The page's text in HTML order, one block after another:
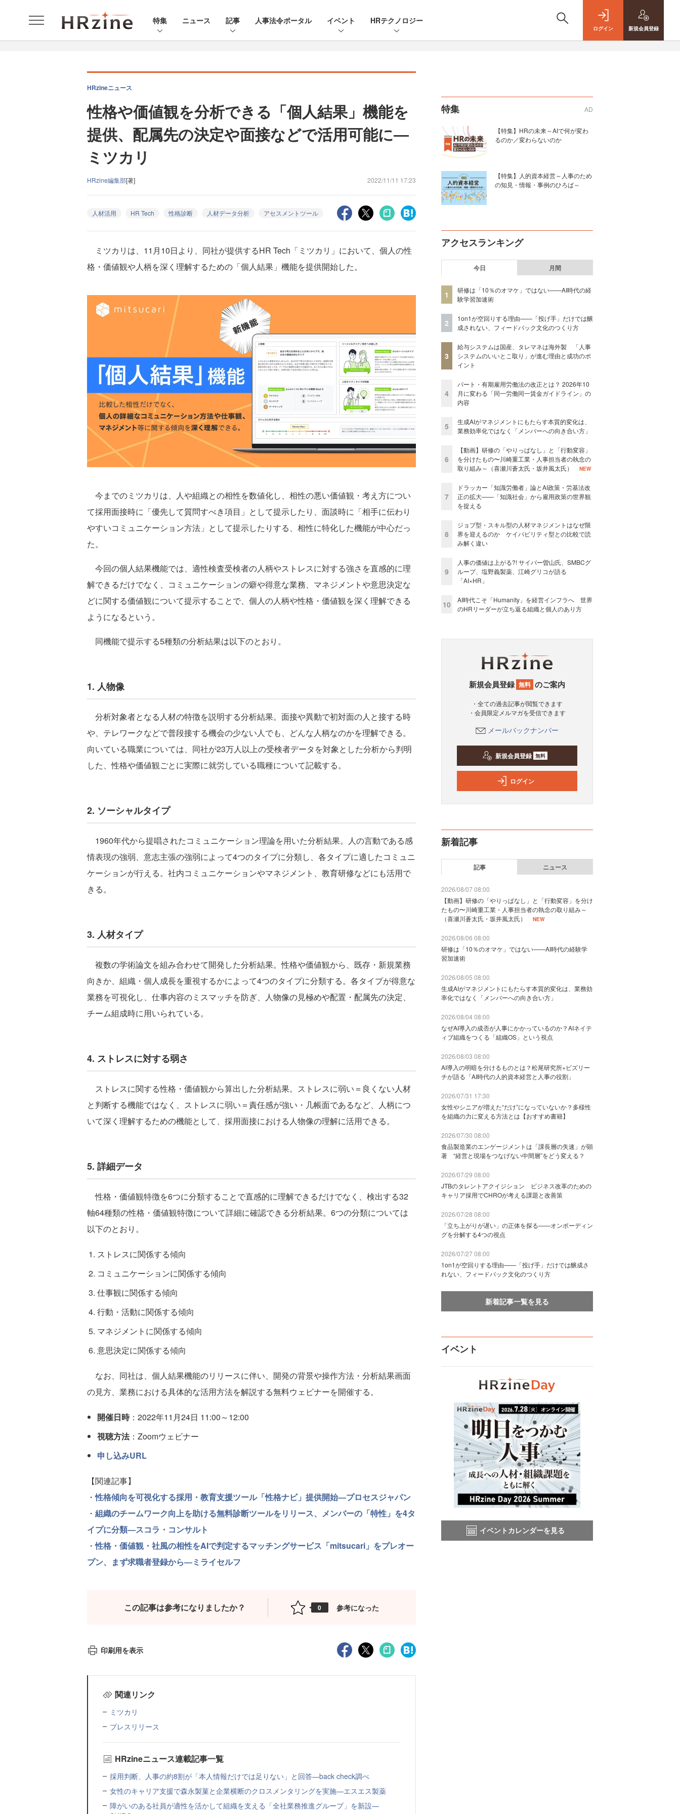
特集 ニュース 記事 人事法令ポータル イベント HRテクノロジー
ログイン 新規会員登録
HRzineニュース
性格や価値観を分析できる「個人結果」機能を
提供、配属先の決定や面接などで活用可能に―
ミツカリ
HRzine編集部[著] 2022/11/11 17:23
人材活用 HR Tech 性格診断 人材データ分析 アセスメントツール
ミツカリは、11月10日より、同社が提供するHR Tech「ミツカリ」において、個人の性
格・価値観や人柄を深く理解するための「個人結果」機能を提供開始した。
今までのミツカリは、人や組織との相性を数値化し、相性の悪い価値観・考え方につい
て採用面接時に「優先して質問すべき項目」として提示したり、面談時に「相手に伝わり
やすいコミュニケーション方法」として提示したりする、相性に特化した機能が中心だっ
た。
今回の個人結果機能では、適性検査受検者の人柄やストレスに対する強さを直感的に理
解できるだけでなく、コミュニケーションの癖や得意な業務、マネジメントや意思決定な
どに関する価値観について提示することで、個人の人柄や性格・価値観を深く理解できる
ようになるという。
同機能で提示する5種類の分析結果は以下のとおり。
1. 人物像
分析対象者となる人材の特徴を説明する分析結果。面接や異動で初対面の人と接する時
や、テレワークなどで普段接する機会の少ない人でも、どんな人柄なのかを理解できる。
向いている職業については、同社が23万人以上の受検者データを対象とした分析から判明
した、性格や価値観ごとに実際に就労している職種について記載する。
2. ソーシャルタイプ
1960年代から提唱されたコミュニケーション理論を用いた分析結果。人の言動である感
情表現の強弱、意志主張の強弱によって4つのタイプに分類し、各タイプに適したコミュニ
ケーションが行える。社内コミュニケーションやマネジメント、教育研修などにも活用で
きる。
3. 人材タイプ
複数の学術論文を組み合わせて開発した分析結果。性格や価値観から、既存・新規業務
向きか、組織・個人成長を重視するかによって4つのタイプに分類する。各タイプが得意な
業務を可視化し、仕事内容のミスマッチを防ぎ、人物像の見極めや配置・配属先の決定、
チーム組成時に用いられている。
4. ストレスに対する弱さ
ストレスに関する性格・価値観から算出した分析結果。ストレスに弱い＝良くない人材
と判断する機能ではなく、ストレスに弱い＝責任感が強い・几帳面であるなど、人柄につ
いて深く理解するための機能として、採用面接における人物像の理解に活用できる。
5. 詳細データ
性格・価値観特徴を6つに分類することで直感的に理解できるだけでなく、検出する32
軸64種類の性格・価値観特徴について詳細に確認できる分析結果。6つの分類については
以下のとおり。
ストレスに関係する傾向
コミュニケーションに関係する傾向
仕事観に関係する傾向
行動・活動に関係する傾向
マネジメントに関係する傾向
意思決定に関係する傾向
なお、同社は、個人結果機能のリリースに伴い、開発の背景や操作方法・分析結果画面
の見方、業務における具体的な活用方法を解説する無料ウェビナーを開催する。
開催日時：2022年11月24日 11:00～12:00
視聴方法：Zoomウェビナー
申し込みURL
【関連記事】
・性格傾向を可視化する採用・教育支援ツール「性格ナビ」提供開始―プロセスジャパン
・ 組織のチームワーク向上を助ける無料診断ツールをリリース、メンバーの「特性」を4タ
イプに分類―スコラ・コンサルト
・性格・価値観・社風の相性をAIで判定するマッチングサービス「mitsucari」をプレオー
プン、まず求職者登録から―ミライセルフ
この記事は参考になりましたか？ 0 参考になった
印刷用を表示
関連リンク
ミツカリ
プレスリリース
HRzineニュース連載記事一覧
採用判断、人事の約8割が「本人情報だけでは足りない」と回答—back check調べ
女性のキャリア支援で森永製菓と企業横断のクロスメンタリングを実施—エスエス製薬
障がいのある社員が適性を活かして組織を支える「全社業務推進グループ」を新設—
特集 AD
【特集】HRの未来～AIで何が変わ
るのか／変わらないのか
【特集】人的資本経営～人事のため
の知見・情報・事例のひろば～
アクセスランキング
今日 月間
1
研修は「10％のオマケ」ではない——AI時代の経
験学習加速術
2
1on1が空回りする理由——「投げ手」だけでは醸
成されない、フィードバック文化のつくり方
3
給与システムは国産、タレマネは海外製 「人事
システムのいいとこ取り」が進む理由と成功のポ
イント
4
パート・有期雇用労働法の改正とは？ 2026年10
月に変わる「同一労働同一賃金ガイドライン」の
内容
5
生成AIがマネジメントにもたらす本質的変化は、
業務効率化ではなく「メンバーへの向き合い方」
6
【動画】研修の「やりっぱなし」と「行動変容」
を分けたもの〜川崎重工業・人事担当者の執念の
取り組み～（喜瀬川蒼太氏・坂井風太氏）
NEW
7
ドラッカー「知識労働者」論とAI政策・労基法改
正の拡大——「知識社会」から雇用政策の世界観
を捉える
8
ジョブ型・スキル型の人材マネジメントはなぜ限
界を迎えるのか ケイパビリティ型との比較で読
み解く違い
9
人事の価値は上がる?! サイバー曽山氏、SMBCグ
ループ、塩野義製薬、江崎グリコが語る
「AI×HR」
10
AI時代こそ「Humanity」を経営インフラへ 世界
のHRリーダーが立ち返る組織と個人のあり方
新規会員登録 無料 のご案内
・全ての過去記事が閲覧できます
・会員限定メルマガを受信できます
メールバックナンバー
新規会員登録 無料
ログイン
新着記事
記事 ニュース
2026/08/07 08:00
【動画】研修の「やりっぱなし」と「行動変容」を分け
たもの〜川崎重工業・人事担当者の執念の取り組み～
（喜瀬川蒼太氏・坂井風太氏）
NEW
2026/08/06 08:00
研修は「10％のオマケ」ではない——AI時代の経験学
習加速術
2026/08/05 08:00
生成AIがマネジメントにもたらす本質的変化は、業務効
率化ではなく「メンバーへの向き合い方」
2026/08/04 08:00
なぜAI導入の成否が人事にかかっているのか？AIネイテ
ィブ組織をつくる「組織OS」という視点
2026/08/03 08:00
AI導入の明暗を分けるものとは？松尾研究所×ビズリー
チが語る「AI時代の人的資本経営と人事の役割」
2026/07/31 17:30
女性やシニアが増えた“だけ”になっていないか？多様性
を組織の力に変える方法とは【おすすめ書籍】
2026/07/30 08:00
食品製造業のエンゲージメントは「課長層の失速」が顕
著 “経営と現場をつなげない中間層”をどう変える？
2026/07/29 08:00
JTBのタレントアクイジション ビジネス改革のための
キャリア採用でCHROが考える課題と改善策
2026/07/28 08:00
「立ち上がりが遅い」の正体を探る——オンボーディン
グを分解する4つの視点
2026/07/27 08:00
1on1が空回りする理由——「投げ手」だけでは醸成さ
れない、フィードバック文化のつくり方
新着記事一覧を見る
イベント
イベントカレンダーを見る